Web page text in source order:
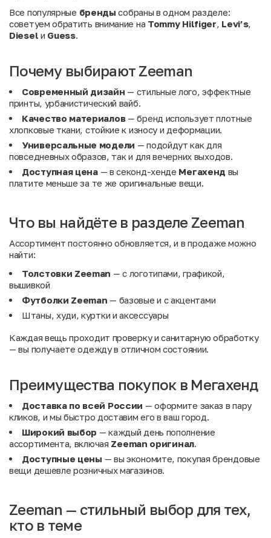
Все популярные бренды собраны в одном разделе:
советуем обратить внимание на Tommy Hilfiger, Levi’s,
Diesel и Guess.
Почему выбирают Zeeman
Современный дизайн — стильные лого, эффектные
принты, урбанистический вайб.
Качество материалов— бренд использует плотные
хлопковые ткани, стойкие к износу и деформации.
Универсальные модели — подойдут как для
повседневных образов, так и для вечерних выходов.
Доступная цена— в секонд-хенде Мегахенд вы
платите меньше за те же оригинальные вещи.
Что вы найдёте в разделе Zeeman
Ассортимент постоянно обновляется, и в продаже можно
найти:
Толстовки Zeeman — с логотипами, графикой,
вышивкой
Футболки Zeeman — базовые и с акцентами
Штаны, худи, куртки и аксессуары
Каждая вещь проходит проверку и санитарную обработку
— вы получаете одежду в отличном состоянии.
Преимущества покупок в Мегахенд
Доставка по всей России — оформите заказ в пару
кликов, и мы быстро доставим его в ваш город.
Широкий выбор — каждый день пополнение
ассортимента, включая Zeeman оригинал.
Доступные цены — вы экономите, покупая брендовые
вещи дешевле розничных магазинов.
Zeeman — стильный выбор для тех,
кто в теме